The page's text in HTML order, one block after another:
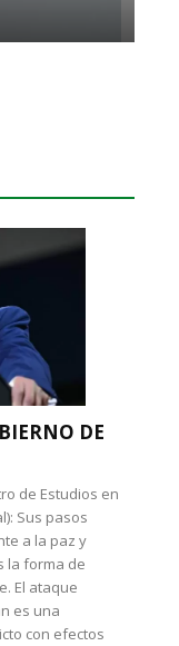
DE
de Estudios en
Sus pasos
a la paz y
la forma de
El ataque
es una
con efectos